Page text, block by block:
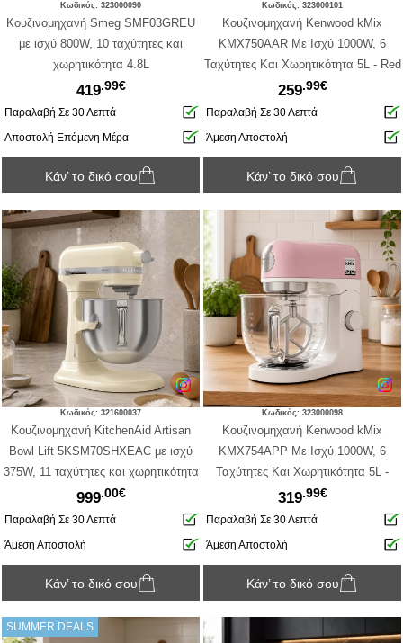
Κωδικός: 323000090
Κουζινομηχανή Smeg SMF03GREU
με ισχύ 800W, 10 ταχύτητες και
χωρητικότητα 4.8L
419.99€
Παραλαβή Σε 30 Λεπτά
Αποστολή Επόμενη Μέρα
Κάν’ το δικό σου
Κωδικός: 323000101
Κουζινομηχανή Kenwood kMix
KMX750AAR Με Ισχύ 1000W, 6
Ταχύτητες Και Χωρητικότητα 5L - Red
259.99€
Παραλαβή Σε 30 Λεπτά
Άμεση Αποστολή
Κάν’ το δικό σου
Κωδικός: 321600037
Κουζινομηχανή KitchenAid Artisan
Bowl Lift 5KSM70SHXEAC με ισχύ
375W, 11 ταχύτητες και χωρητικότητα
6.6L - Almond Cream
999.00€
Παραλαβή Σε 30 Λεπτά
Άμεση Αποστολή
Κάν’ το δικό σου
Κωδικός: 323000098
Κουζινομηχανή Kenwood kMix
KMX754APP Με Ισχύ 1000W, 6
Ταχύτητες Και Χωρητικότητα 5L -
Pastel Pink
319.99€
Παραλαβή Σε 30 Λεπτά
Άμεση Αποστολή
Κάν’ το δικό σου
SUMMER DEALS